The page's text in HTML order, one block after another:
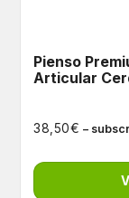
Pienso
Articular
38,50€ –